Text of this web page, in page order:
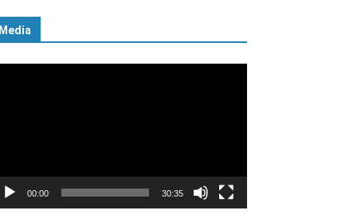
Media
00:00 30:35